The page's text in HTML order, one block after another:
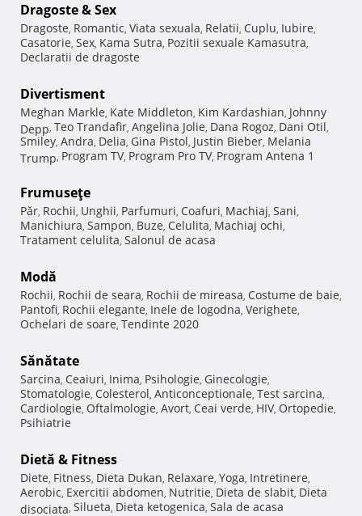
Dragoste & Sex
Dragoste, Romantic, Viata sexuala, Relatii, Cuplu, Iubire,
Casatorie, Sex, Kama Sutra, Pozitii sexuale Kamasutra,
Declaratii de dragoste
Divertisment
Meghan Markle, Kate Middleton, Kim Kardashian, Johnny
Depp, Teo Trandafir, Angelina Jolie, Dana Rogoz, Dani Otil,
Smiley, Andra, Delia, Gina Pistol, Justin Bieber, Melania
Trump, Program TV, Program Pro TV, Program Antena 1
Frumuseţe
Păr, Rochii, Unghii, Parfumuri, Coafuri, Machiaj, Sani,
Manichiura, Sampon, Buze, Celulita, Machiaj ochi,
Tratament celulita, Salonul de acasa
Modă
Rochii, Rochii de seara, Rochii de mireasa, Costume de baie,
Pantofi, Rochii elegante, Inele de logodna, Verighete,
Ochelari de soare, Tendinte 2020
Sănătate
Sarcina, Ceaiuri, Inima, Psihologie, Ginecologie,
Stomatologie, Colesterol, Anticonceptionale, Test sarcina,
Cardiologie, Oftalmologie, Avort, Ceai verde, HIV, Ortopedie,
Psihiatrie
Dietă & Fitness
Diete, Fitness, Dieta Dukan, Relaxare, Yoga, Intretinere,
Aerobic, Exercitii abdomen, Nutritie, Dieta de slabit, Dieta
disociata, Silueta, Dieta ketogenica, Sala de acasa